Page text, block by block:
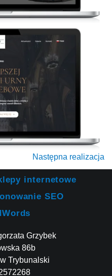
Następna realizacja
internetowe
SEO
Grzybek
86b
Trybunalski